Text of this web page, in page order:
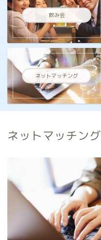
飲み会
ネットマッチング
ネットマッチング